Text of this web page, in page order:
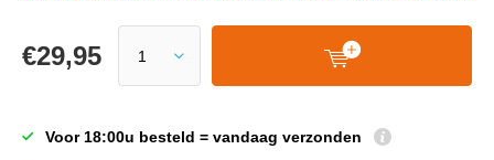
€29,95
Voor 18:00u besteld = vandaag verzonden